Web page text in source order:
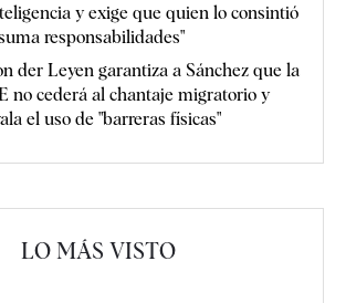
y exige que quien lo consintió
responsabilidades"
der Leyen garantiza a Sánchez que la
no cederá al chantaje migratorio y
el uso de "barreras físicas"
LO MÁS VISTO